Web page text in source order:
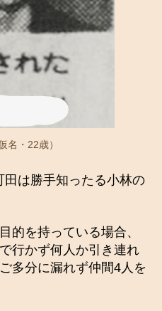
名・22歳）
は勝手知ったる小林の
的を持っている場合、
行かず何人か引き連れ
多分に漏れず仲間4人を